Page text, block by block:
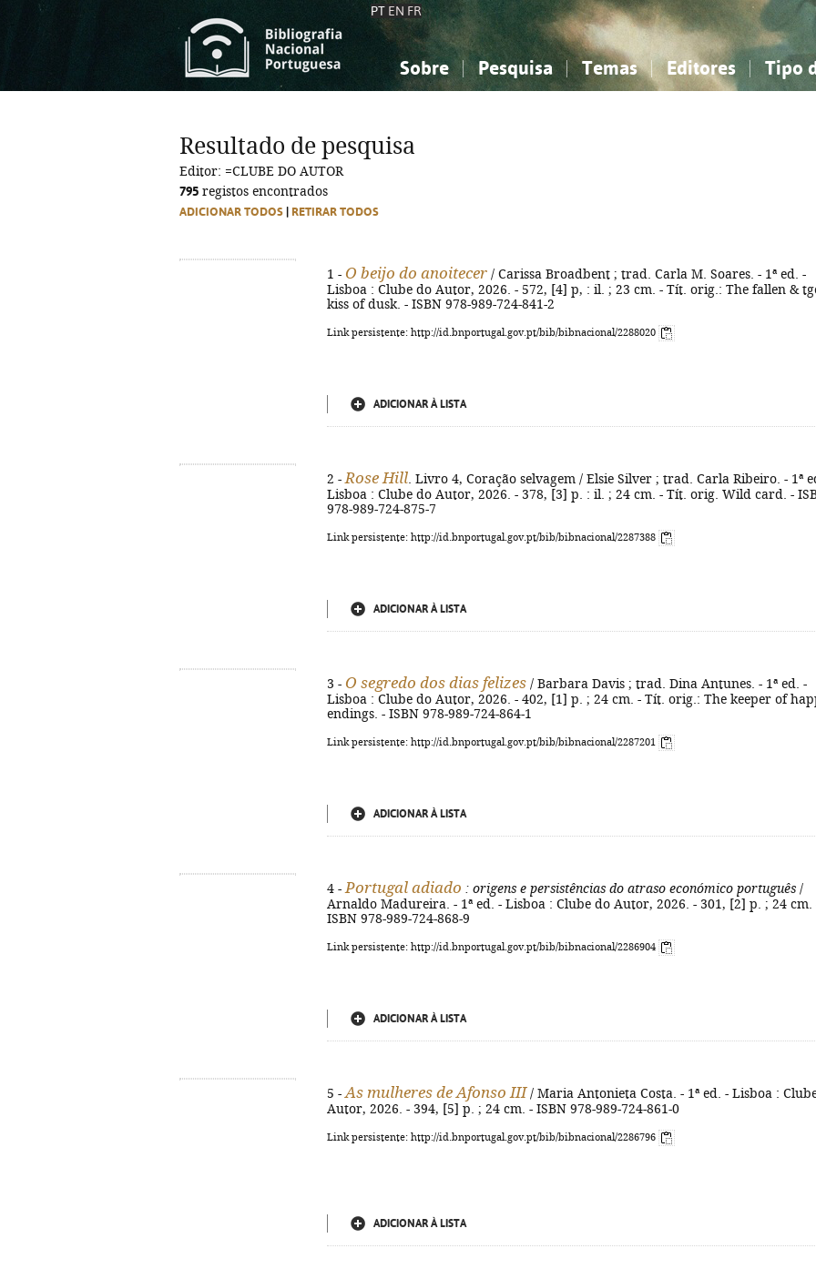
PT EN FR
Sobre Pesquisa Temas
Ciências sociais...
Editores Tipo
Ciências sociais...
Resultado de pesquisa
Editor: =CLUBE DO AUTOR
795 registos encontrados
ADICIONAR TODOS RETIRAR TODOS
1 - O beijo do anoitecer / Carissa Broadbent ; trad. Carla M. Soares. - 1ª ed. -
Lisboa : Clube do Autor, 2026. - 572, [4] p, : il. ; 23 cm. - Tít. orig.: The fallen &
kiss of dusk. - ISBN 978-989-724-841-2
Link persistente: http://id.bnportugal.gov.pt/bib/bibnacional/2288020
ADICIONAR À LISTA
2 - Rose Hill . Livro 4, Coração selvagem / Elsie Silver ; trad. Carla Ribeiro. - 1ª
Lisboa : Clube do Autor, 2026. - 378, [3] p. : il. ; 24 cm. - Tít. orig. Wild card. -
978-989-724-875-7
Link persistente: http://id.bnportugal.gov.pt/bib/bibnacional/2287388
ADICIONAR À LISTA
3 - O segredo dos dias felizes / Barbara Davis ; trad. Dina Antunes. - 1ª ed. -
Lisboa : Clube do Autor, 2026. - 402, [1] p. ; 24 cm. - Tít. orig.: The keeper of
endings. - ISBN 978-989-724-864-1
Link persistente: http://id.bnportugal.gov.pt/bib/bibnacional/2287201
ADICIONAR À LISTA
4 - Portugal adiado : origens e persistências do atraso económico português /
Arnaldo Madureira. - 1ª ed. - Lisboa : Clube do Autor, 2026. - 301, [2] p. ; 24 cm.
ISBN 978-989-724-868-9
Link persistente: http://id.bnportugal.gov.pt/bib/bibnacional/2286904
ADICIONAR À LISTA
5 - As mulheres de Afonso III / Maria Antonieta Costa. - 1ª ed. - Lisboa :
Autor, 2026. - 394, [5] p. ; 24 cm. - ISBN 978-989-724-861-0
Link persistente: http://id.bnportugal.gov.pt/bib/bibnacional/2286796
ADICIONAR À LISTA